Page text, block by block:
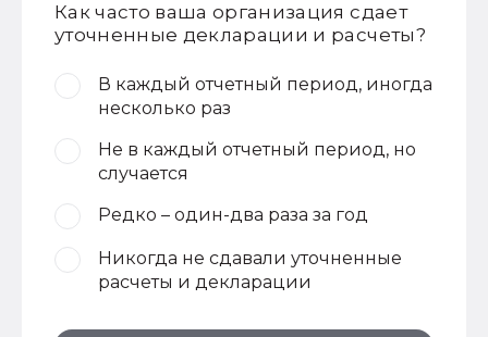
Как часто ваша организация сдает
уточненные декларации и расчеты?
В каждый отчетный период, иногда
несколько раз
Не в каждый отчетный период, но
случается
Редко – один-два раза за год
Никогда не сдавали уточненные
расчеты и декларации